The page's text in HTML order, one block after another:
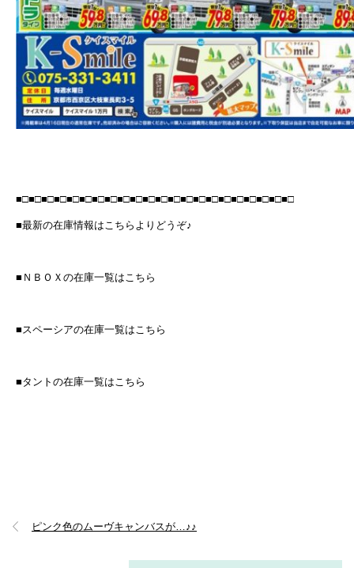
■□■□■□■□■□■□■□■□■□■□■□■□■□■□■□■□■□■□■□■□■□■□
■最新の在庫情報はこちらよりどうぞ♪
■ＮＢＯＸの在庫一覧はこちら
■スペーシアの在庫一覧はこちら
■タントの在庫一覧はこちら
ピンク色のムーヴキャンバスが…♪♪